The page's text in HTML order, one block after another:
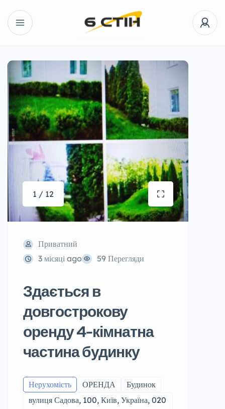
1 / 12
Приватний
3 місяці ago
59 Перегляди
Здається в
довгострокову
оренду 4-кімнатна
частина будинку
Нерухомість ОРЕНДА
Будинок
вулиця Садова, 100, Київ, Україна, 020